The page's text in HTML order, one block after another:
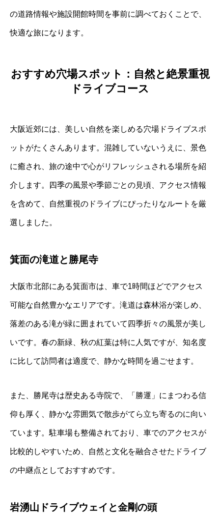
の道路情報や施設開館時間を事前に調べておくことで、
快適な旅になります。
おすすめ穴場スポット：自然と絶景重視
ドライブコース
大阪近郊には、美しい自然を楽しめる穴場ドライブスポ
ットがたくさんあります。混雑していないうえに、景色
に癒され、旅の途中で心がリフレッシュされる場所を紹
介します。四季の風景や季節ごとの見頃、アクセス情報
を含めて、自然重視のドライブにぴったりなルートを厳
選しました。
箕面の滝道と勝尾寺
大阪市北部にある箕面市は、車で1時間ほどでアクセス
可能な自然豊かなエリアです。滝道は森林浴が楽しめ、
落差のある滝が緑に囲まれていて四季折々の風景が美し
いです。春の新緑、秋の紅葉は特に人気ですが、知名度
に比して訪問者は適度で、静かな時間を過ごせます。
また、勝尾寺は歴史ある寺院で、「勝運」にまつわる信
仰も厚く、静かな雰囲気で散歩がてら立ち寄るのに向い
ています。駐車場も整備されており、車でのアクセスが
比較的しやすいため、自然と文化を融合させたドライブ
の中継点としておすすめです。
岩湧山ドライブウェイと金剛の頭